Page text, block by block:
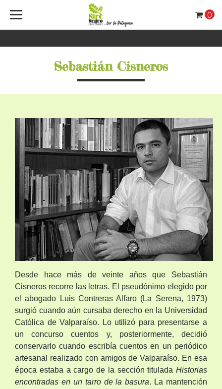
0
Sebastián Cisneros
Desde hace más de veinte años que Sebastián
Cisneros recorre las letras. El pseudónimo elegido por
el abogado Luis Contreras Alfaro (La Serena, 1973)
surgió cuando aún cursaba derecho en la Universidad
Católica de Valparaíso. Lo utilizó para presentarse a
un concurso cuentos y, posteriormente, decidió
conservarlo cuando escribía cuentos en un periódico
artesanal realizado con amigos de Valparaíso. En esa
época estaba a cargo de la sección titulada Historias
encontradas en un tarro de la basura. La mantención